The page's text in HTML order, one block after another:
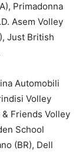
Primadonna
Asem Volley
Just British
Automobili
Volley
Friends Volley
School
(BR), Dell